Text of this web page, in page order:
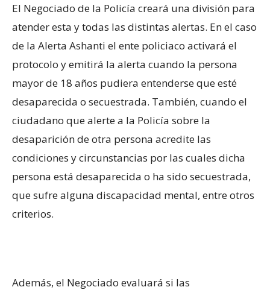
El Negociado de la Policía creará una división para
atender esta y todas las distintas alertas. En el caso
de la Alerta Ashanti el ente policiaco activará el
protocolo y emitirá la alerta cuando la persona
mayor de 18 años pudiera entenderse que esté
desaparecida o secuestrada. También, cuando el
ciudadano que alerte a la Policía sobre la
desaparición de otra persona acredite las
condiciones y circunstancias por las cuales dicha
persona está desaparecida o ha sido secuestrada,
que sufre alguna discapacidad mental, entre otros
criterios.
Además, el Negociado evaluará si las